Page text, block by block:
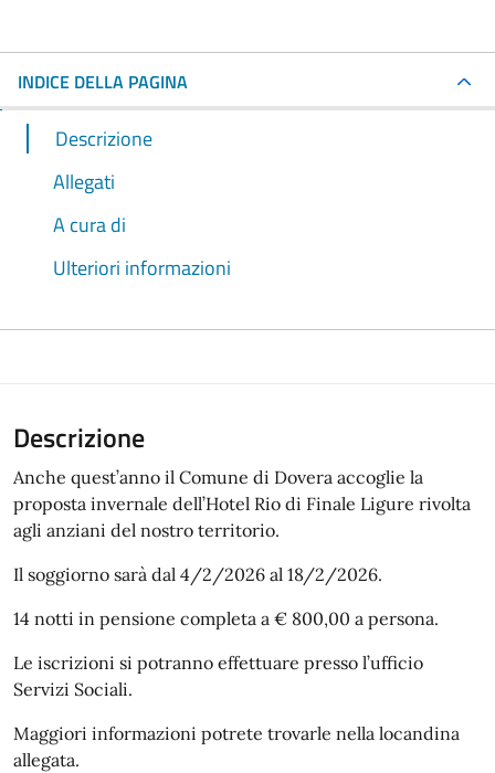
INDICE DELLA PAGINA
Descrizione
Allegati
A cura di
Ulteriori informazioni
Descrizione
Anche quest’anno il Comune di Dovera accoglie la
proposta invernale dell’Hotel Rio di Finale Ligure rivolta
agli anziani del nostro territorio.
Il soggiorno sarà dal 4/2/2026 al 18/2/2026.
14 notti in pensione completa a € 800,00 a persona.
Le iscrizioni si potranno effettuare presso l’ufficio
Servizi Sociali.
Maggiori informazioni potrete trovarle nella locandina
allegata.